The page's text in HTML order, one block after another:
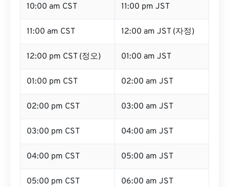
10:00 am CST 11:00 pm JST
11:00 am CST 12:00 am JST (자정)
12:00 pm CST (정오) 01:00 am JST
01:00 pm CST 02:00 am JST
02:00 pm CST 03:00 am JST
03:00 pm CST 04:00 am JST
04:00 pm CST 05:00 am JST
05:00 pm CST 06:00 am JST